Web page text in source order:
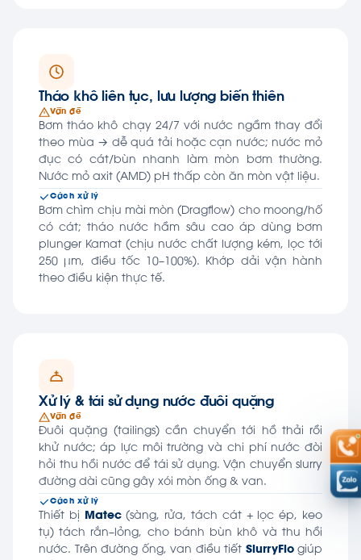
Tháo khô liên tục, lưu lượng biến thiên
Vấn đề
Bơm tháo khô chạy 24/7 với nước ngầm thay đổi
theo mùa → dễ quá tải hoặc cạn nước; nước mỏ
đục có cát/bùn nhanh làm mòn bơm thường.
Nước mỏ axit (AMD) pH thấp còn ăn mòn vật liệu.
Cách xử lý
Bơm chìm chịu mài mòn (Dragflow) cho moong/hố
có cát; tháo nước hầm sâu cao áp dùng bơm
plunger Kamat (chịu nước chất lượng kém, lọc tới
250 µm, điều tốc 10–100%). Khớp dải vận hành
theo điều kiện thực tế.
Xử lý & tái sử dụng nước đuôi quặng
Vấn đề
Đuôi quặng (tailings) cần chuyển tới hồ thải rồi
khử nước; áp lực môi trường và chi phí nước đòi
hỏi thu hồi nước để tái sử dụng. Vận chuyển slurry
đường dài cũng gây xói mòn ống & van.
Cách xử lý
Thiết bị Matec(sàng, rửa, tách cát + lọc ép, keo
tụ) tách rắn–lỏng, cho bánh bùn khô và thu hồi
nước. Trên đường ống, van điều tiết SlurryFlogiúp